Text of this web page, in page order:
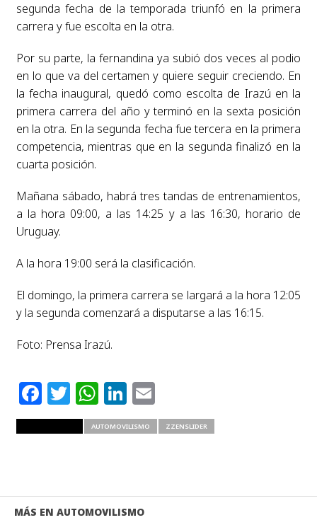
segunda fecha de la temporada triunfó en la primera
carrera y fue escolta en la otra.
Por su parte, la fernandina ya subió dos veces al podio
en lo que va del certamen y quiere seguir creciendo. En
la fecha inaugural, quedó como escolta de Irazú en la
primera carrera del año y terminó en la sexta posición
en la otra. En la segunda fecha fue tercera en la primera
competencia, mientras que en la segunda finalizó en la
cuarta posición.
Mañana sábado, habrá tres tandas de entrenamientos,
a la hora 09:00, a las 14:25 y a las 16:30, horario de
Uruguay.
A la hora 19:00 será la clasificación.
El domingo, la primera carrera se largará a la hora 12:05
y la segunda comenzará a disputarse a las 16:15.
Foto: Prensa Irazú.
Facebook
Twitter
WhatsApp
LinkedIn
Email
AUTOMOVILISMO ZZENSLIDER
MÁS EN AUTOMOVILISMO